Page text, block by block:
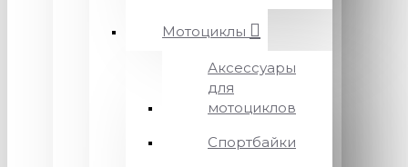
Мотоциклы
Аксессуары
для
мотоциклов
Спортбайки